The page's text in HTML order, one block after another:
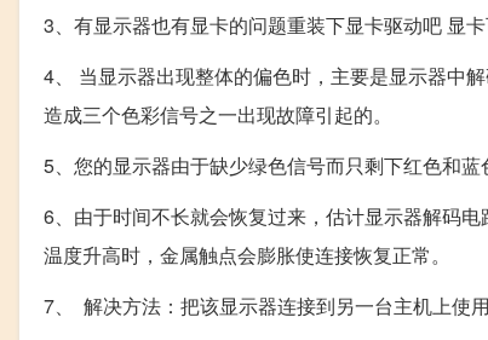
3、有显示器也有显卡的问题重装下显卡驱动吧 显
4、 当显示器出现整体的偏色时，主要是显示器中
造成三个色彩信号之一出现故障引起的。
5、您的显示器由于缺少绿色信号而只剩下红色和蓝
6、由于时间不长就会恢复过来，估计显示器解码
温度升高时，金属触点会膨胀使连接恢复正常。
7、 解决方法：把该显示器连接到另一台主机上使